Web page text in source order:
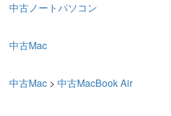
中古ノートパソコン
中古Mac
中古Mac > 中古MacBook Air